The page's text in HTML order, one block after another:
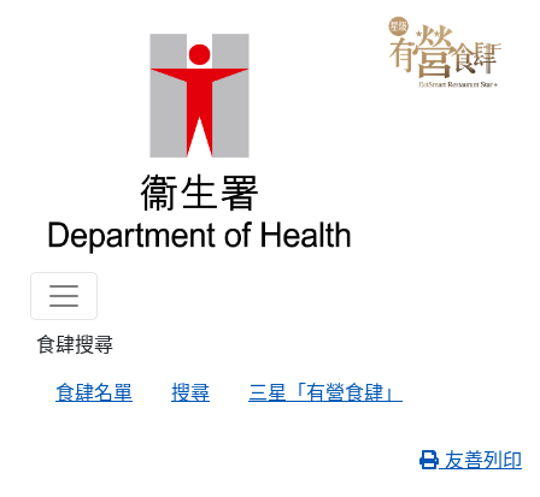
食肆搜尋
食肆名單
搜尋 三星「有營食肆」
友善列印